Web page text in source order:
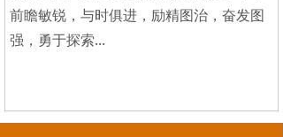
前瞻敏锐，与时俱进，励精图治，奋发图
强，勇于探索...